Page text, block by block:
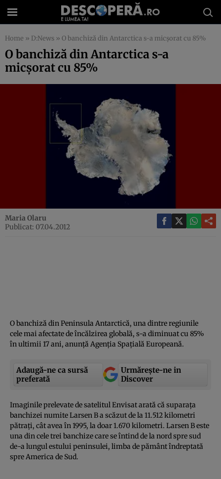
Home » D:News » O banchiză din Antarctica s-a micşorat cu 85%
O banchiză din Antarctica s-a
micşorat cu 85%
Maria Olaru
Publicat: 07.04.2012
O banchiză din Peninsula Antarctică, una dintre regiunile
cele mai afectate de încălzirea globală, s-a diminuat cu 85%
în ultimii 17 ani, anunţă Agenţia Spaţială Europeană.
Adaugă-ne ca sursă
preferată
Urmărește-ne in
Discover
Imaginile prelevate de satelitul Envisat arată că suparaţa
banchizei numite Larsen B a scăzut de la 11.512 kilometri
pătraţi, cât avea în 1995, la doar 1.670 kilometri. Larsen B este
una din cele trei banchize care se întind de la nord spre sud
de-a lungul estului peninsulei, limba de pământ îndreptată
spre America de Sud.